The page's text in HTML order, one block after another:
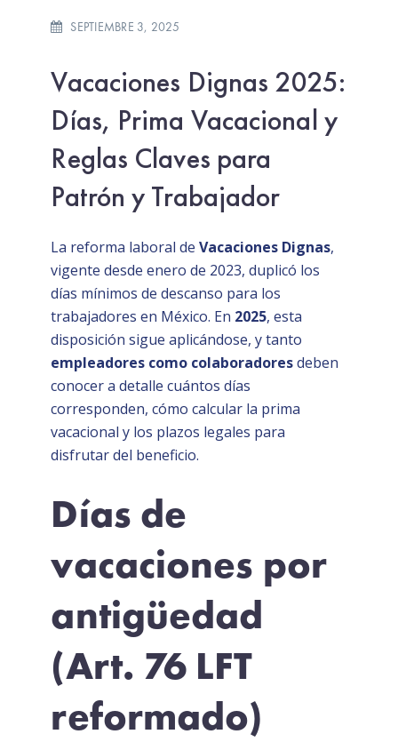
SEPTIEMBRE 3, 2025
Vacaciones Dignas 2025:
Días, Prima Vacacional y
Reglas Claves para
Patrón y Trabajador
La reforma laboral deVacaciones Dignas,
vigente desde enero de 2023, duplicó los
días mínimos de descanso para los
trabajadores en México. En 2025, esta
disposición sigue aplicándose, y tanto
empleadores como colaboradoresdeben
conocer a detalle cuántos días
corresponden, cómo calcular la prima
vacacional y los plazos legales para
disfrutar del beneficio.
Días de
vacaciones por
antigüedad
(Art. 76 LFT
reformado)